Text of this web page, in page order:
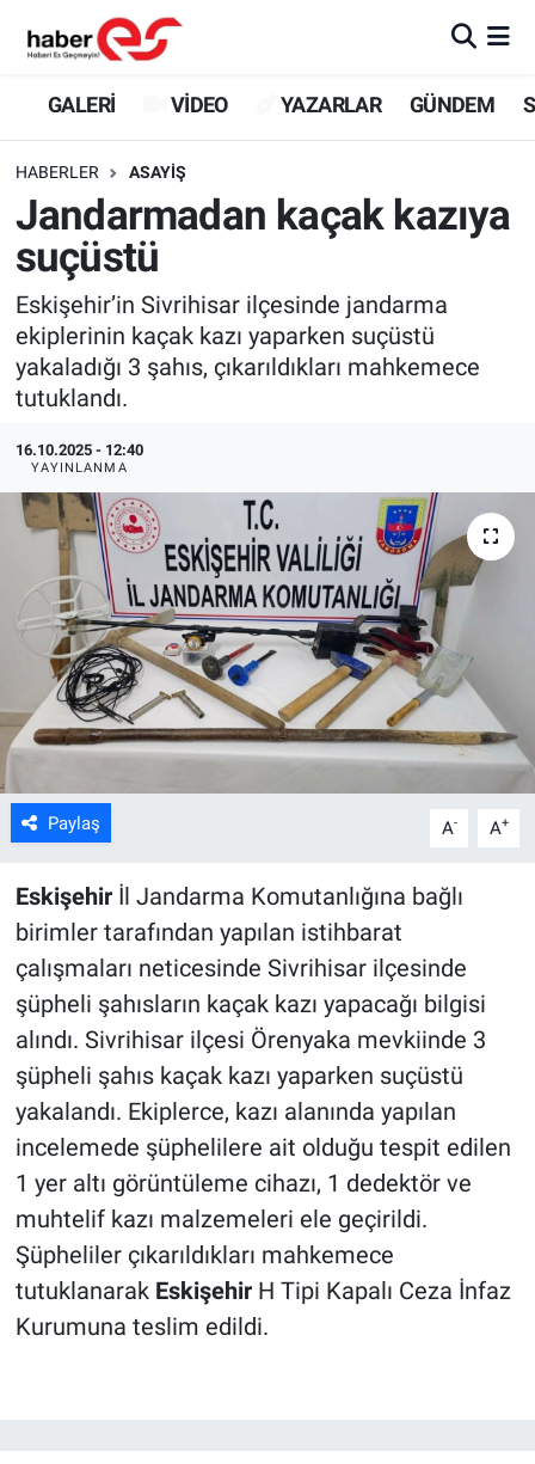
GALERİ VİDEO YAZARLAR GÜNDEM
HABERLER ASAYİŞ
Jandarmadan kaçak kazıya
suçüstü
Eskişehir’in Sivrihisar ilçesinde jandarma
ekiplerinin kaçak kazı yaparken suçüstü
yakaladığı 3 şahıs, çıkarıldıkları mahkemece
tutuklandı.
16.10.2025 - 12:40
YAYINLANMA
Paylaş A- A+
Eskişehirİl Jandarma Komutanlığına bağlı
birimler tarafından yapılan istihbarat
çalışmaları neticesinde Sivrihisar ilçesinde
şüpheli şahısların kaçak kazı yapacağı bilgisi
alındı. Sivrihisar ilçesi Örenyaka mevkiinde 3
şüpheli şahıs kaçak kazı yaparken suçüstü
yakalandı. Ekiplerce, kazı alanında yapılan
incelemede şüphelilere ait olduğu tespit edilen
1 yer altı görüntüleme cihazı, 1 dedektör ve
muhtelif kazı malzemeleri ele geçirildi.
Şüpheliler çıkarıldıkları mahkemece
tutuklanarak EskişehirH Tipi Kapalı Ceza İnfaz
Kurumuna teslim edildi.
GALERİ
YAZARLAR
GÜNDEM
SİYASET
TEKNOLOJİ
EKONOMİ
SPOR
ASAYİŞ
Eskişehir Nöbetçi Eczaneler
Eskişehir Trafik Yoğunluk Haritası
Süper Lig Puan Durumu ve Fikstür
Tüm Manşetler
Son Dakika Haberleri
Haber Arşivi